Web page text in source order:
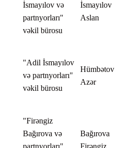
İsmayılov və
partnyorları"
vəkil bürosu
İsmayılov
Aslan
"Adil İsmayılov
və partnyorları"
vəkil bürosu
Hümbətov
Azər
"Firəngiz
Bağırova və
Bağırova